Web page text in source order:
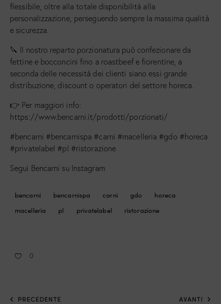
flessibile, oltre alla totale disponibilità alla
personalizzazione, perseguendo sempre la massima qualità
e sicurezza.
🔪 Il nostro reparto porzionatura può confezionare da
fettine e bocconcini fino a roastbeef e fiorentine, a
seconda delle necessità dei clienti siano essi grande
distribuzione, discount o operatori del settore horeca.
👉 Per maggiori info:
https://www.bencarni.it/prodotti/porzionati/
#bencarni #bencarnispa #carni #macelleria #gdo #horeca
#privatelabel #pl #ristorazione
Segui Bencarni su Instagram
bencarni bencarnispa carni gdo
horeca
macelleria
pl privatelabel ristorazione
0
PRECEDENTE AVANTI